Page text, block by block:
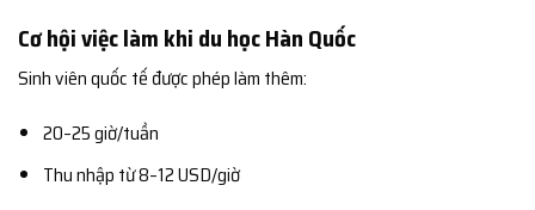
Cơ hội việc làm khi du học Hàn Quốc
Sinh viên quốc tế được phép làm thêm:
20–25 giờ/tuần
Thu nhập từ 8–12 USD/giờ